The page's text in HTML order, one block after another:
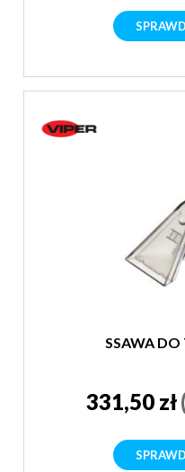
SSAWA DO
331,50 zł